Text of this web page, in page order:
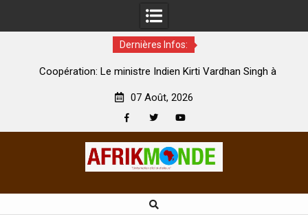
Dernières Infos:
Coopération: Le ministre Indien Kirti Vardhan Singh à
07 Août, 2026